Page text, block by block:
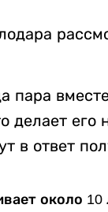
пара
делает
в ответ
около 10